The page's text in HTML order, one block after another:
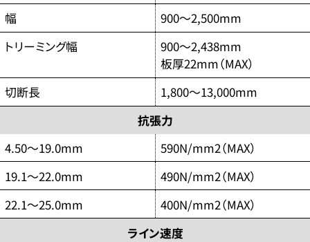
幅
900～2,500mm
トリーミング幅
900～2,438mm
板厚22mm（MAX）
切断長
1,800～13,000mm
抗張力
4.50～19.0mm
590N/mm2（MAX）
19.1～22.0mm
490N/mm2（MAX）
22.1～25.0mm
400N/mm2（MAX）
ライン速度